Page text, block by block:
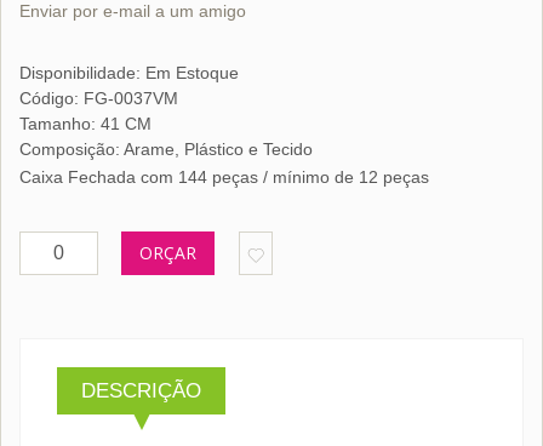
Enviar por e-mail a um amigo
Disponibilidade: Em Estoque
Código: FG-0037VM
Tamanho: 41 CM
Composição: Arame, Plástico e Tecido
Caixa Fechada com 144 peças / mínimo de 12 peças
ORÇAR
DESCRIÇÃO